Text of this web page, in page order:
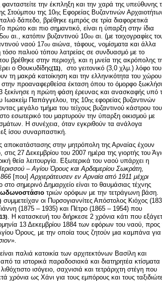
την έκπληξη και την χαρά της υπεύθυνης
Στούμπου της 10ης Εφορείας Βυζαντινών
δάπεδο, βρέθηκε εμπρός σε τρία διαφορετικά
και πιο σημαντικό, είναι η ύπαρξη στην ίδια
ου αι., κατόπιν βυζαντινού 10ου αι. (με τοιχογραφίες
ναού 17ου αιώνα, τάφους, νομίσματα και άλλα
παλιού τόπου λατρείας σε συνδυασμό με το
βρέθηκε στην περιοχή, και η μνεία της ακρόπολης
ο Θουκυδίδης(11), στο γειτονικό (3,0 χλμ.) λόφο του
τη μακρά κατοίκηση και την ελληνικότητα του
προαναφερθείσα έκταση όπου το όμορφο ξωκλήσι
ξεκίνησε η πρώτη φάση έρευνας και ανασκαφής υπό
Ιωακείμ Παπάγγελου, της 10ης εφορείας βυζαντινών
μεγάλο τμήμα του τείχους βυζαντινού κάστρου του
εσωτερικό του μαρτυρούν την ύπαρξη οικισμού με
Η συνέχεια, όταν εγκριθούν τα ανάλογα
ίσου συναρπαστική.
αποκατάστασης στην μητρόπολη της Αρναίας έχουν
27 Δεκεμβρίου του 2007 ημέρα της γιορτής του
θεία λειτουργία. Εξωτερικά του ναού υπάρχει η
– Αγίου Όρους και Αρδαμερίου Σωκράτη,
[που] Αρχιεράτευσεν εν Αρναία από 1911 μέχρι
σημερινό Δημαρχείο είναι το θαυμάσιας τέχνης
τριών ορόφων με την τετράγωνη βάση.
συμμετείχαν οι Πυρσογιαννίτες Απόστολος Κιόχος
(1875 – 1935) και Πέτρο (1865 – 1954) που
. Η κατασκευή του διήρκεσε 2 χρόνια κάτι που
13 Δεκεμβρίου 1884 των εφόρων του ναού, προς
Όρους, με την οποία τους ζητούν μια καμπάνα για
».
παλιά κατοικία των αρχιτεκτόνων Βασίλη και
τα ιστορικά παραδοσιακά και διατηρητέα κτίσματα
ισόγειο, σαχνισιά και τετράριχτη στέγη που
χρόνια ως Χάνι για τους εμπόρους και τους